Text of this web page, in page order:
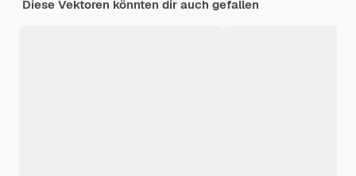
Diese Vektoren könnten dir auch gefallen